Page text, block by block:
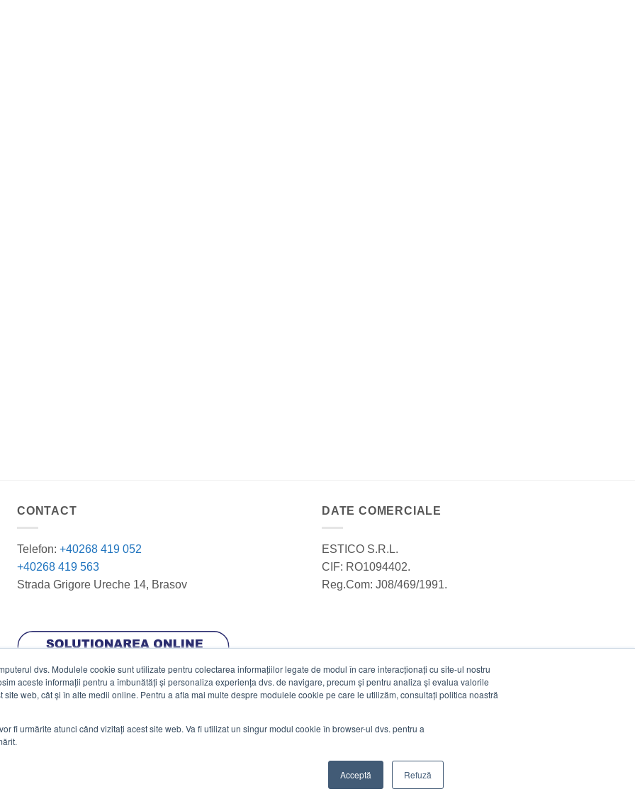
dvs. Modulele cookie sunt utilizate pentru colectarea informațiilor legate de modul în care interacționați cu site-ul nostru
aceste informații pentru a îmbunătăți și personaliza experiența dvs. de navigare, precum și pentru analiza și evalua valorile
web, cât și în alte medii online. Pentru a afla mai multe despre modulele cookie pe care le utilizăm, consultați politica noastră
fi urmărite atunci când vizitați acest site web. Va fi utilizat un singur modul cookie în browser-ul dvs. pentru a
Acceptă Refuză
CONTACT
Telefon: +40268 419 052
+40268 419 563
Strada Grigore Ureche 14, Brasov
DATE COMERCIALE
ESTICO S.R.L.
CIF: RO1094402.
Reg.Com: J08/469/1991.